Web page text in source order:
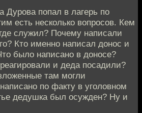
Дурова попал в лагерь по
есть несколько вопросов. Кем
служил? Почему написали
Кто именно написал донос и
было написано в доносе?
и деда посадили?
там могли
по факту в уголовном
дедушка был осужден? Ну и